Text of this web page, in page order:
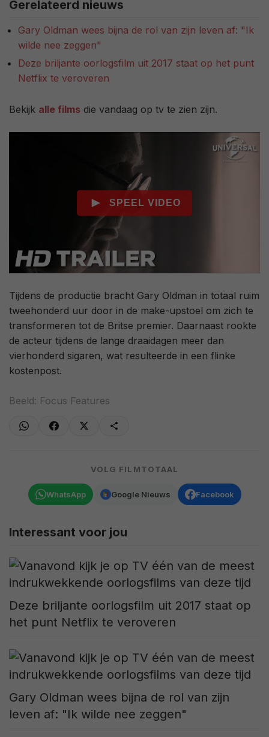
Gerelateerd nieuws
Gary Oldman wees bijna de rol van zijn leven af: "Ik
wilde nee zeggen"
Deze briljante oorlogsfilm uit 2017 staat op het punt
Netflix te veroveren
Bekijk alle films die vandaag op tv te zien zijn.
Tijdens de productie bracht Gary Oldman in totaal ruim
tweehonderd uur door in de make-upstoel om zich te
transformeren tot de Britse premier. Daarnaast rookte
de acteur tijdens de lange draaidagen meer dan
vierhonderd sigaren, wat resulteerde in een flinke
kostenpost.
Beeld: Focus Features
VOLG FILMTOTAAL
WhatsApp Google Nieuws Facebook
Interessant voor jou
Deze briljante oorlogsfilm uit 2017 staat op
het punt Netflix te veroveren
Gary Oldman wees bijna de rol van zijn
leven af: "Ik wilde nee zeggen"